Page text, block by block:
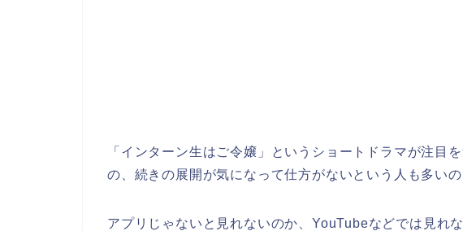
「インターン生はご令嬢」というショートドラマが注目
の、続きの展開が気になって仕方がないという人も多いの
アプリじゃないと見れないのか、YouTubeなどでは見れ